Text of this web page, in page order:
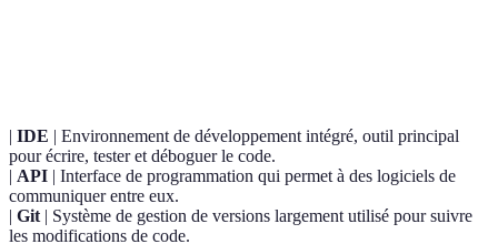
| IDE | Environnement de développement intégré, outil principal
pour écrire, tester et déboguer le code.
| API | Interface de programmation qui permet à des logiciels de
communiquer entre eux.
| Git | Système de gestion de versions largement utilisé pour suivre
les modifications de code.